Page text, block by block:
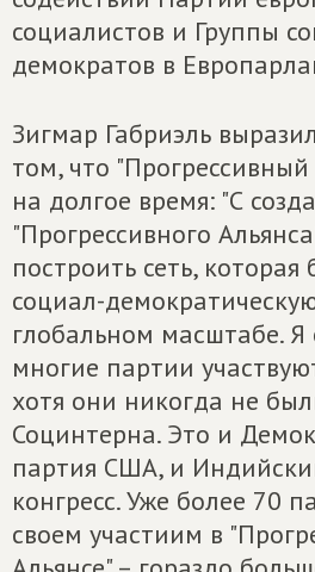
социалистов и Группы
демократов в
Зигмар Габриэль
том, что
на долгое время: "С
"Прогрессивного
построить сеть, которая
социал-
глобальном масштабе. Я
многие партии
хотя они никогда не
Социнтерна. Это и
партия США, и
конгресс. Уже более 70
своем участиим в